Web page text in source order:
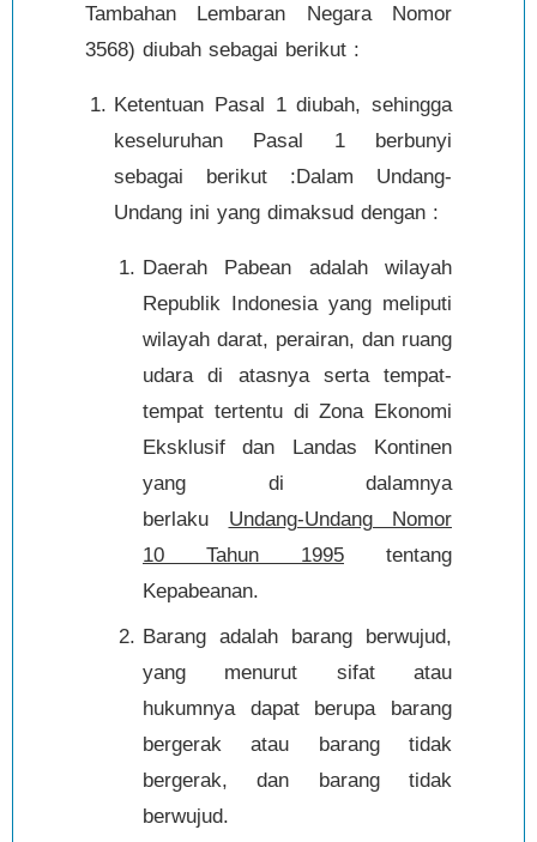
Tambahan Lembaran Negara Nomor
3568) diubah sebagai berikut :
Ketentuan Pasal 1 diubah, sehingga
keseluruhan Pasal 1 berbunyi
sebagai berikut :Dalam Undang-
Undang ini yang dimaksud dengan :
Daerah Pabean adalah wilayah
Republik Indonesia yang meliputi
wilayah darat, perairan, dan ruang
udara di atasnya serta tempat-
tempat tertentu di Zona Ekonomi
Eksklusif dan Landas Kontinen
yang di dalamnya
berlaku Undang-Undang Nomor
10 Tahun 1995 tentang
Kepabeanan.
Barang adalah barang berwujud,
yang menurut sifat atau
hukumnya dapat berupa barang
bergerak atau barang tidak
bergerak, dan barang tidak
berwujud.